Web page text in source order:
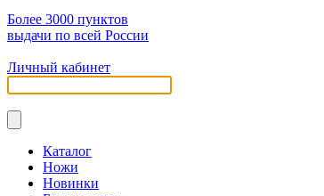
Более 3000 пунктов
выдачи по всей России
Личный кабинет
Каталог
Ножи
Новинки